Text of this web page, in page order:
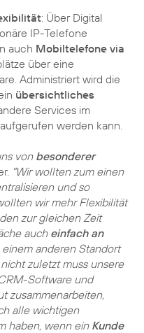
: Über Digital
IP-Telefone
auch Mobiltelefone via
über eine
Administriert wird die
übersichtliches
Services im
werden kann.
vonbesonderer
"Wir wollten zum einen
und so
wir mehr Flexibilität
zur gleichen Zeit
aucheinfach an
anderen Standort
zuletzt muss unsere
Software und
zusammenarbeiten,
alle wichtigen
haben, wenn ein Kunde